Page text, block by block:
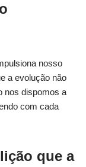
nosso
a evolução não
nos dispomos a
com cada
que a